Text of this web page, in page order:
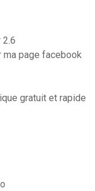
ma page facebook
gratuit et rapide